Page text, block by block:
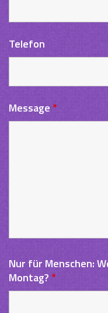
Telefon
Message *
Nur für Menschen:
Montag? *